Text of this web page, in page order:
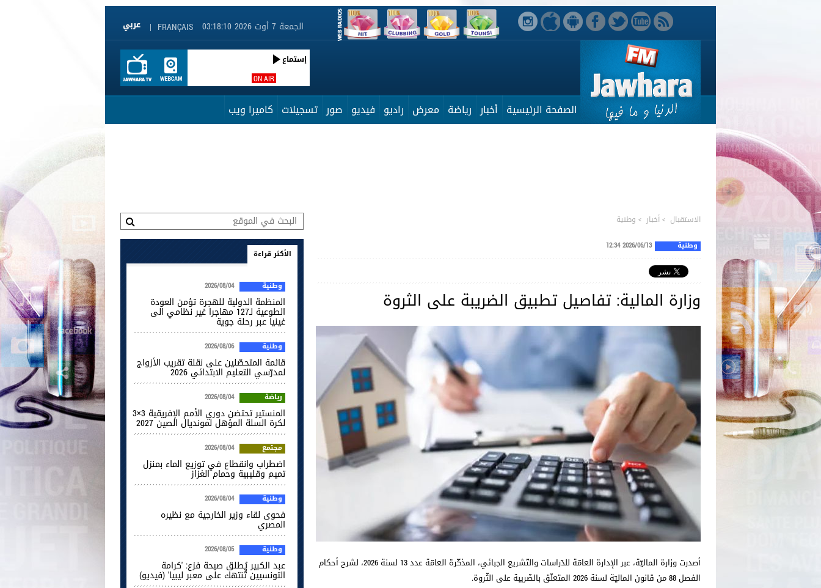
FRANÇAIS
| الجمعة 7 أوت 2026 03:18:10
ON AIR
إستماع
الصفحة الرئيسية أخبار رياضة معرض راديو فيديو صور تسجيلات كاميرا ويب
الاستقبال >أخبار > وطنية
وطنية 2026/06/13 12:34
وزارة المالية: تفاصيل تطبيق الضريبة على الثروة
أصدرت وزارة الماليّة، عبر الإدارة العامّة للدّراسات والتّشريع الجبائي، المذكّرة العامّة عدد 13 لسنة 2026، لشرح أحكام
الفصل 88 من قانون الماليّة لسنة 2026 المتعلّق بالضّريبة على الثّروة.
الأكثر قراءة
وطنية 2026/08/04
المنظمة الدولية للهجرة تؤمن العودة
الطوعية لـ127 مهاجرا غير نظامي الى
غينيا عبر رحلة جوية
وطنية 2026/08/06
قائمة المتحصّلين على نقلة تقريب الأزواج
لمدرّسي التعليم الابتدائي 2026
رياضة 2026/08/04
المنستير تحتضن دوري الأمم الإفريقية 3×3
لكرة السلة المؤهل لمونديال الصين 2027
مجتمع 2026/08/04
اضطراب وانقطاع في توزيع الماء بمنزل
تميم وقليبية وحمام الغزاز
وطنية 2026/08/04
فحوى لقاء وزير الخارجية مع نظيره
المصري
وطنية 2026/08/05
عبد الكبير يُطلق صيحة فزع: 'كرامة
التونسيين تُنتهك على معبر ليبيا' (فيديو)